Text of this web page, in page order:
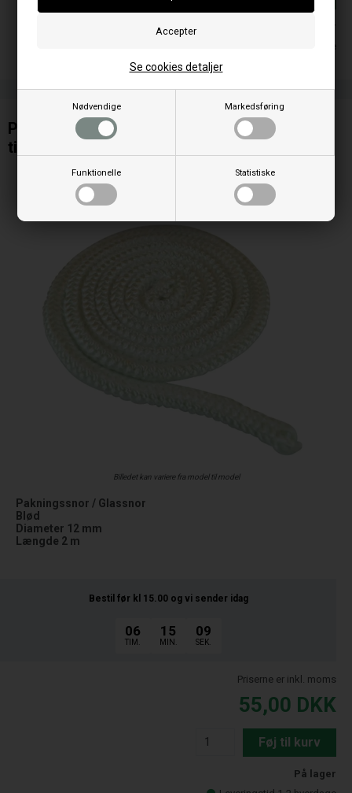
Nødvendige Markedsføring
Funktionelle Statistiske
Se cookies detaljer
På lager
Leveringstid 1-2 hverdage
Pakningssnor / Glassnor 12 mm blød 2 meter
til pilleovn.
Billedet kan variere fra model til model
Pakningssnor / Glassnor
Blød
Diameter 12 mm
Længde 2 m
Bestil før kl 15.00 og vi sender idag
06
TIM.
15
MIN.
08
SEK.
Priserne er inkl. moms
55,00 DKK
Føj til kurv
På lager